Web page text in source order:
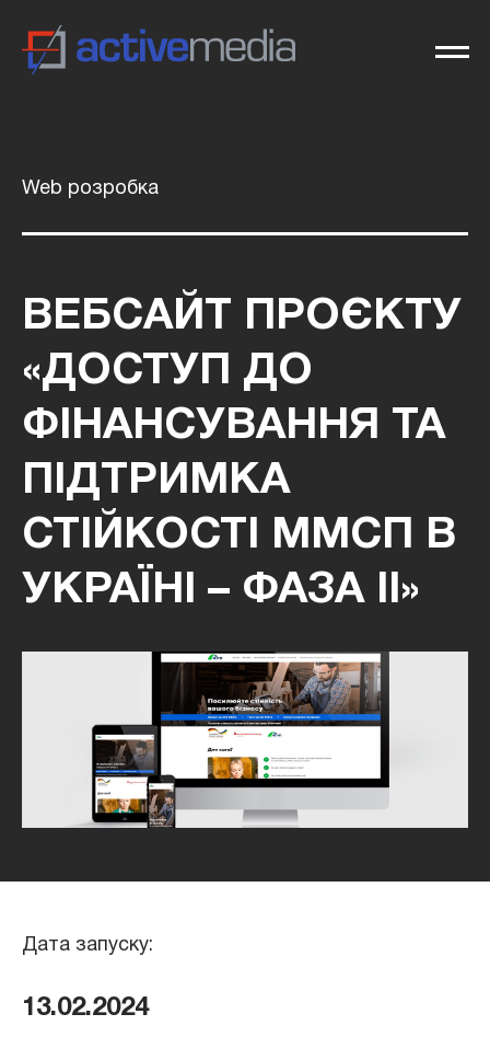
Web розробка
ВЕБСАЙТ ПРОЄКТУ
«ДОСТУП ДО
ФІНАНСУВАННЯ ТА
ПІДТРИМКА
СТІЙКОСТІ ММСП В
УКРАЇНІ – ФАЗА ІІ»
Дата запуску:
13.02.2024